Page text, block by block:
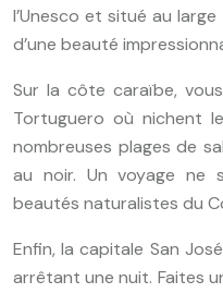
l’Unesco et situé au
d’une beauté
Sur la côte caraïbe,
Tortuguero où nichent
nombreuses plages de
au noir. Un voyage ne
beautés naturalistes du
Enfin, la capitale San
arrêtant une nuit. Faites